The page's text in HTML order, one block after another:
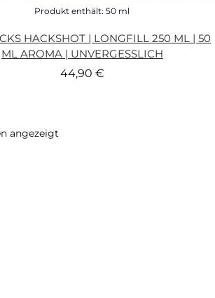
Produkt enthält: 50 ml
HACKSHOT | LONGFILL 250 ML | 50
ML AROMA | UNVERGESSLICH
44,90 €
angezeigt